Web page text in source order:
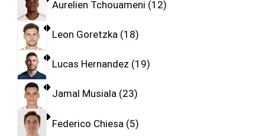
Aurelien Tchouameni 12
Leon Goretzka 18
Lucas Hernandez 19
Jamal Musiala 23
Federico Chiesa 5